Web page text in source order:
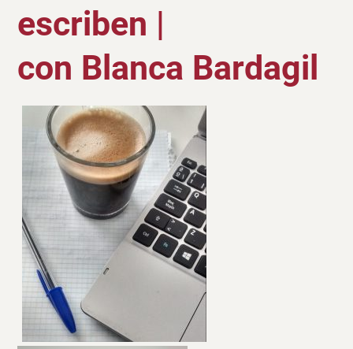
escriben |
con Blanca Bardagil